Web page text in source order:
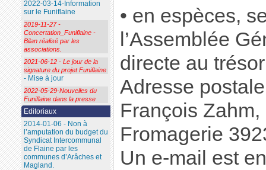
• en espèces,
l’Assemblée
directe au
Adresse
François
Fromagerie
Un e-mail est
2022-03-14-Information
sur le Funiflaine
2019-11-27 -
Concertation_Funiflaine -
Bilan réalisé par les
associations.
2021-06-12 - Le jour de la
signature du projet Funiflaine
- Mise à jour
2022-05-29-Nouvelles du
Funiflaine dans la presse
Editoriaux
2014-01-06 - Non à
l’amputation du budget du
Syndicat Intercommunal
de Flaine par les
communes d’Arâches et
Magland.